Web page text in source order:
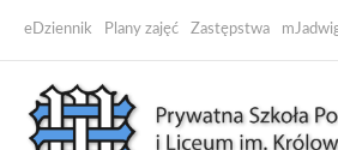
eDziennik Plany zajęć Zastępstwa